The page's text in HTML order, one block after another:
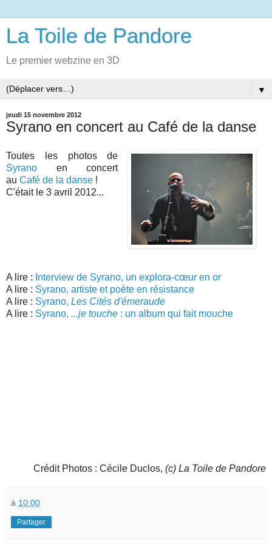
La Toile de Pandore
Le premier webzine en 3D
▼
jeudi 15 novembre 2012
Syrano en concert au Café de la danse
Toutes les photos de
Syrano en concert
au Café de la danse !
C'était le 3 avril 2012...
A lire : Interview de Syrano, un explora-cœur en or
A lire : Syrano, artiste et poète en résistance
A lire : Syrano, Les Cités d'émeraude
A lire : Syrano, ...je touche : un album qui fait mouche
Crédit Photos : Cécile Duclos, (c) La Toile de Pandore
à 10:00
Partager